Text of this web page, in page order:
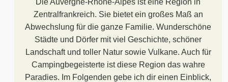
Die Auvergne-Rhône-Alpes ist eine Region in
Zentralfrankreich. Sie bietet ein großes Maß an
Abwechslung für die ganze Familie. Wunderschöne
Städte und Dörfer mit viel Geschichte, schöner
Landschaft und toller Natur sowie Vulkane. Auch für
Campingbegeisterte ist diese Region das wahre
Paradies. Im Folgenden gebe ich dir einen Einblick,